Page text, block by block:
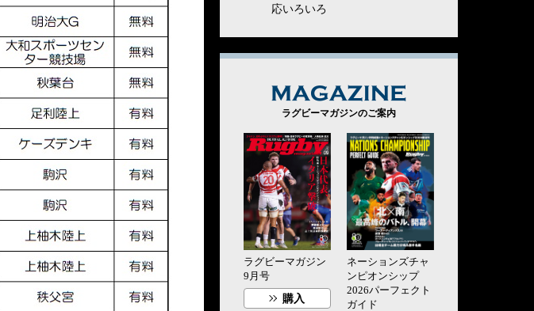
応いろいろ
ラグビーマガジンのご案内
ラグビーマガジン
9月号
購入
ネーションズチャ
ンピオンシップ
2026パーフェクト
ガイド